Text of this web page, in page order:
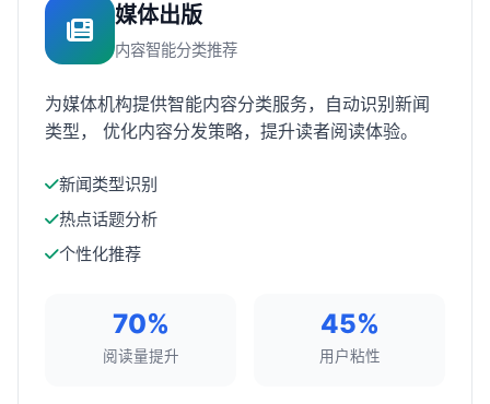
媒体出版
内容智能分类推荐
为媒体机构提供智能内容分类服务，自动识别新闻
类型， 优化内容分发策略，提升读者阅读体验。
新闻类型识别
热点话题分析
个性化推荐
70%
阅读量提升
45%
用户粘性